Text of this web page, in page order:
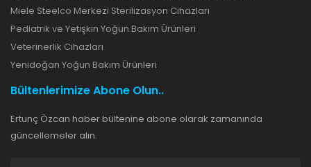
Miele Steelco Merkezi Sterilizasyon Cihazları
Pediatrik ve Yetişkin Yoğun Bakım Ürünleri
Veterinerlik Cihazları
Yenidoğan Yoğun Bakım Ürünleri
Bültenlerimize Abone Olun..
Ertunç Özcan haber bültenine abone olarak zamanında
güncellemeler alın.